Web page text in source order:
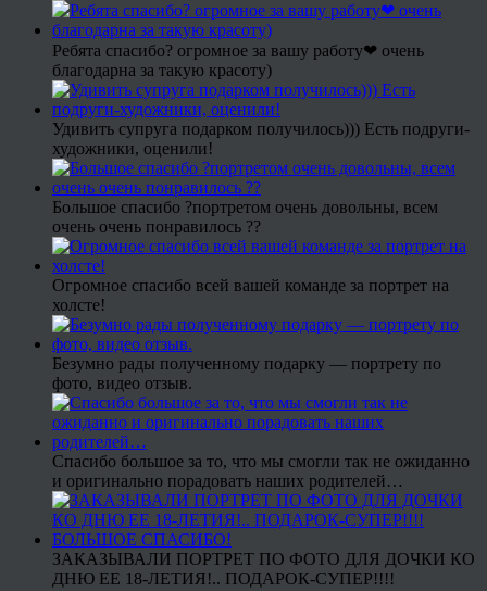
Ребята спасибо? огромное за вашу работу❤ очень
благодарна за такую красоту)
Удивить супруга подарком получилось))) Есть подруги-
художники, оценили!
Большое спасибо ?портретом очень довольны, всем
очень очень понравилось ??
Огромное спасибо всей вашей команде за портрет на
холсте!
Безумно рады полученному подарку — портрету по
фото, видео отзыв.
Спасибо большое за то, что мы смогли так не ожиданно
и оригинально порадовать наших родителей…
ЗАКАЗЫВАЛИ ПОРТРЕТ ПО ФОТО ДЛЯ ДОЧКИ КО
ДНЮ ЕЕ 18-ЛЕТИЯ!.. ПОДАРОК-СУПЕР!!!!